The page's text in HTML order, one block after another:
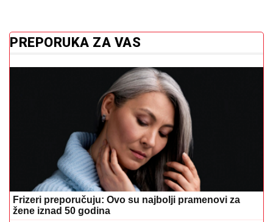
PREPORUKA ZA VAS
Frizeri preporučuju: Ovo su najbolji pramenovi za
žene iznad 50 godina